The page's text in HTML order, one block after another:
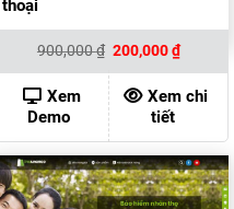
thoại
900,000₫ Giá
là:
900,000 ₫.
200,000₫Giá
hiện
tại
là:
Xem
Demo
Xem chi
tiết